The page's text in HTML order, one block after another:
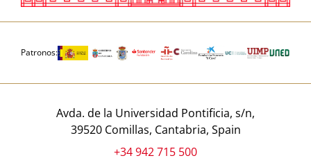
Patronos:
Avda. de la Universidad Pontificia, s/n,
39520 Comillas, Cantabria, Spain
+34 942 715 500